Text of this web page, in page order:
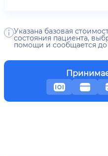
Указана базовая
состояния пациента,
помощи и сообщается до